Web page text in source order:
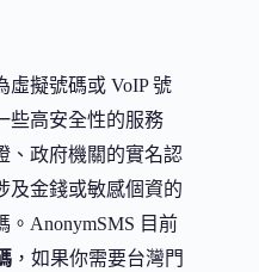
虛擬號碼或 VoIP 號
些高安全性的服務
、政府機關的實名認
及金錢或敏感個資的
AnonymSMS 目前
，如果你需要台灣門